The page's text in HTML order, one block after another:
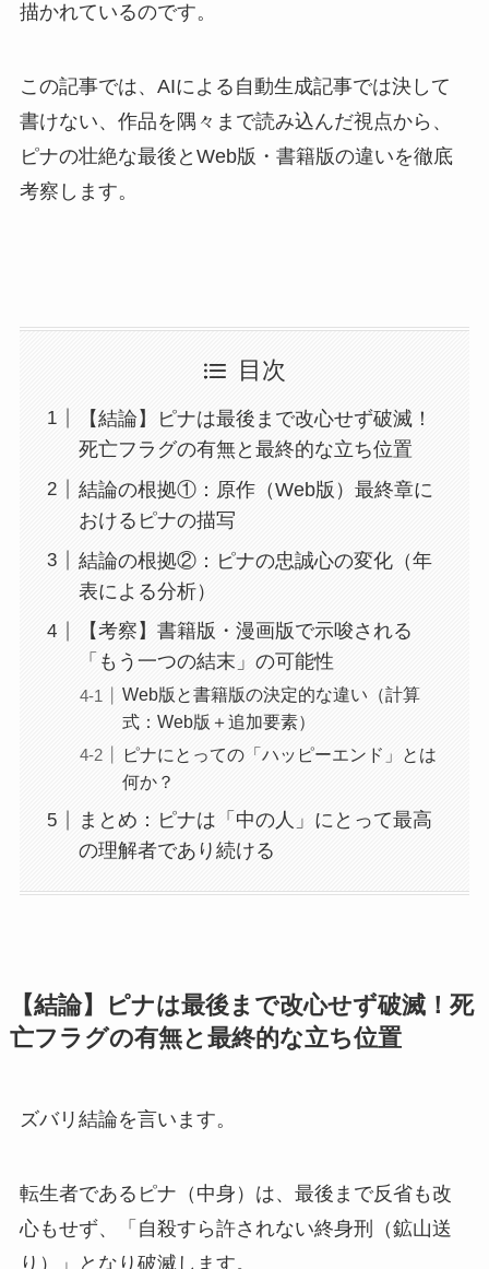
描かれているのです。
この記事では、AIによる自動生成記事では決して
書けない、作品を隅々まで読み込んだ視点から、
ピナの壮絶な最後とWeb版・書籍版の違いを徹底
考察します。
目次
【結論】ピナは最後まで改心せず破滅！
死亡フラグの有無と最終的な立ち位置
結論の根拠①：原作（Web版）最終章に
おけるピナの描写
結論の根拠②：ピナの忠誠心の変化（年
表による分析）
【考察】書籍版・漫画版で示唆される
「もう一つの結末」の可能性
Web版と書籍版の決定的な違い（計算
式：Web版＋追加要素）
ピナにとっての「ハッピーエンド」とは
何か？
まとめ：ピナは「中の人」にとって最高
の理解者であり続ける
【結論】ピナは最後まで改心せず破滅！死
亡フラグの有無と最終的な立ち位置
ズバリ結論を言います。
転生者であるピナ（中身）は、最後まで反省も改
心もせず、「自殺すら許されない終身刑（鉱山送
り）」となり破滅します。